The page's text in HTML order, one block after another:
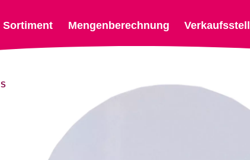
Sortiment Mengenberechnung